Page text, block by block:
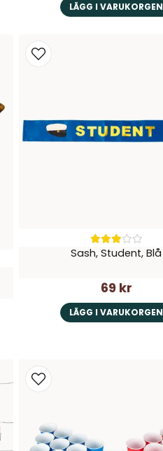
LÄGG I VARUKORGEN
Sash, Student, Blå
69 kr
LÄGG I VARUKORGEN